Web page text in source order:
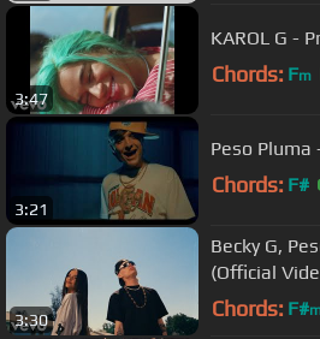
3:47
KAROL G -
Chords: Fm
3:21
Peso Pluma
Chords: F#
3:30
Becky G,
(Official
Chords: F#